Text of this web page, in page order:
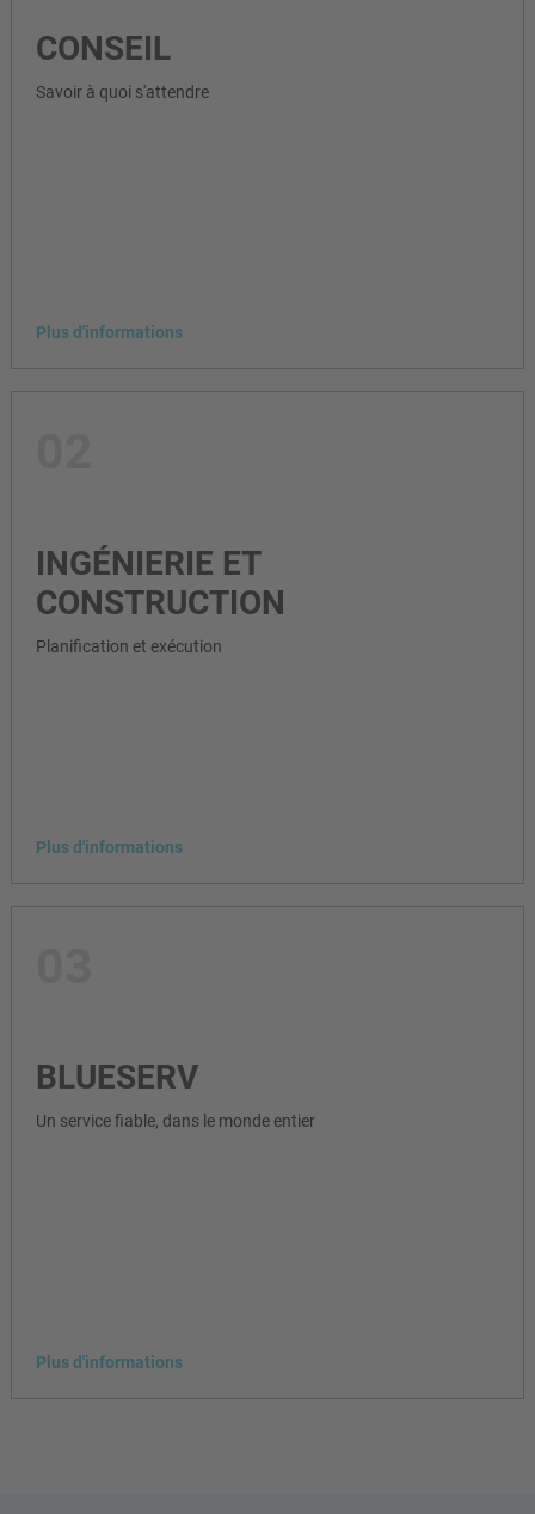
CONSEIL
Savoir à quoi s'attendre
Plus d'informations
INGÉNIERIE ET
CONSTRUCTION
Planification et exécution
Plus d'informations
BLUESERV
Un service fiable, dans le monde entier
Plus d'informations